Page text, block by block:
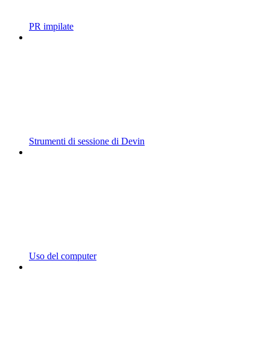
PR impilate
Strumenti di sessione di Devin
Uso del computer